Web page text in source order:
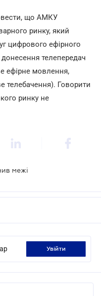
що АМКУ
ринку, який
цифрового ефірного
телепередач
ефірне мовлення,
телебачення). Говорити
ринку не
межі
увійти